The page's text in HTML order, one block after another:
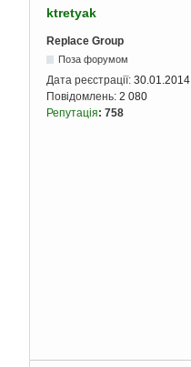
ktretyak
Replace Group
Поза форумом
Дата реєстрації: 30.01.2014
Повідомлень: 2 080
Репутація: 758